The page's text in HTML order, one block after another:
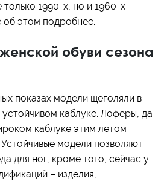
1990-х, но и 1960-х
этом подробнее.
обуви сезона
показах модели щеголяли в
каблуке. Лоферы, да
каблуке этим летом
модели позволяют
для ног, кроме того, сейчас у
– изделия,